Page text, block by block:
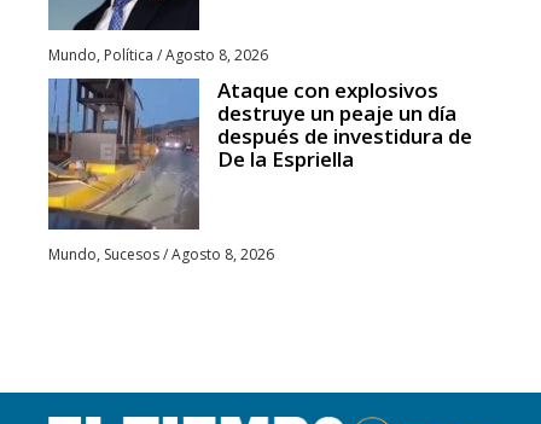
Mundo, Política /Agosto 8, 2026
Ataque con explosivos
destruye un peaje un día
después de investidura de
De la Espriella
Mundo, Sucesos/Agosto 8, 2026